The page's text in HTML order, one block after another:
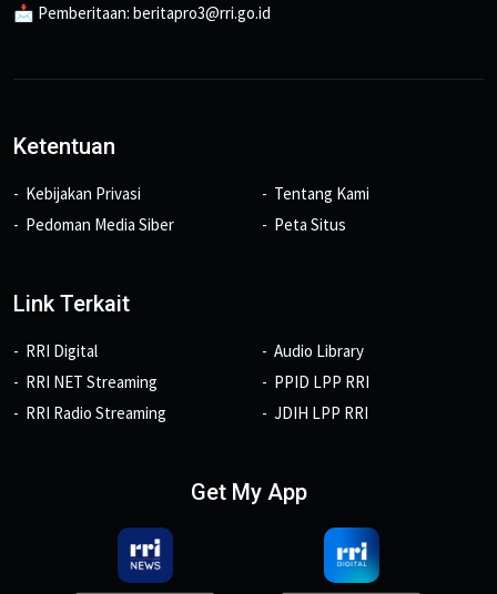
📩 Pemberitaan: beritapro3@rri.go.id
Ketentuan
Kebijakan Privasi
Pedoman Media Siber
Tentang Kami
Peta Situs
Link Terkait
RRI Digital
RRI NET Streaming
RRI Radio Streaming
Audio Library
PPID LPP RRI
JDIH LPP RRI
Get My App